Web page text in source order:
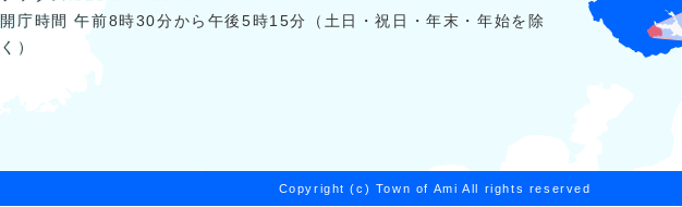
開庁時間 午前8時30分から午後5時15分（土日・祝日・年末・年始を除
く）
Copyright (c) Town of Ami All rights reserved